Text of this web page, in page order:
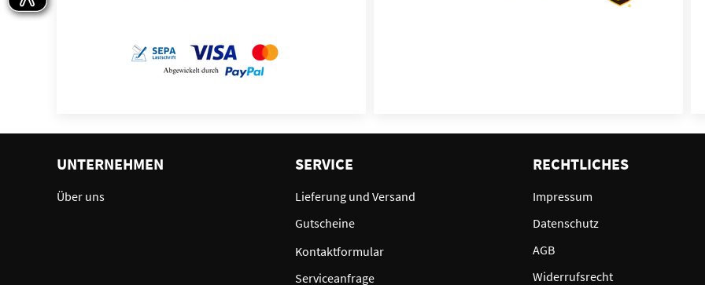
UNTERNEHMEN
Über uns
SERVICE
Lieferung und Versand
Gutscheine
Kontaktformular
Serviceanfrage
RECHTLICHES
Impressum
Datenschutz
AGB
Widerrufsrecht